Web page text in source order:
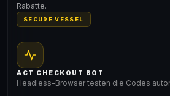
Rabatte.
SECURE VESSEL
ACT CHECKOUT BOT
Headless-Browser testen die Codes